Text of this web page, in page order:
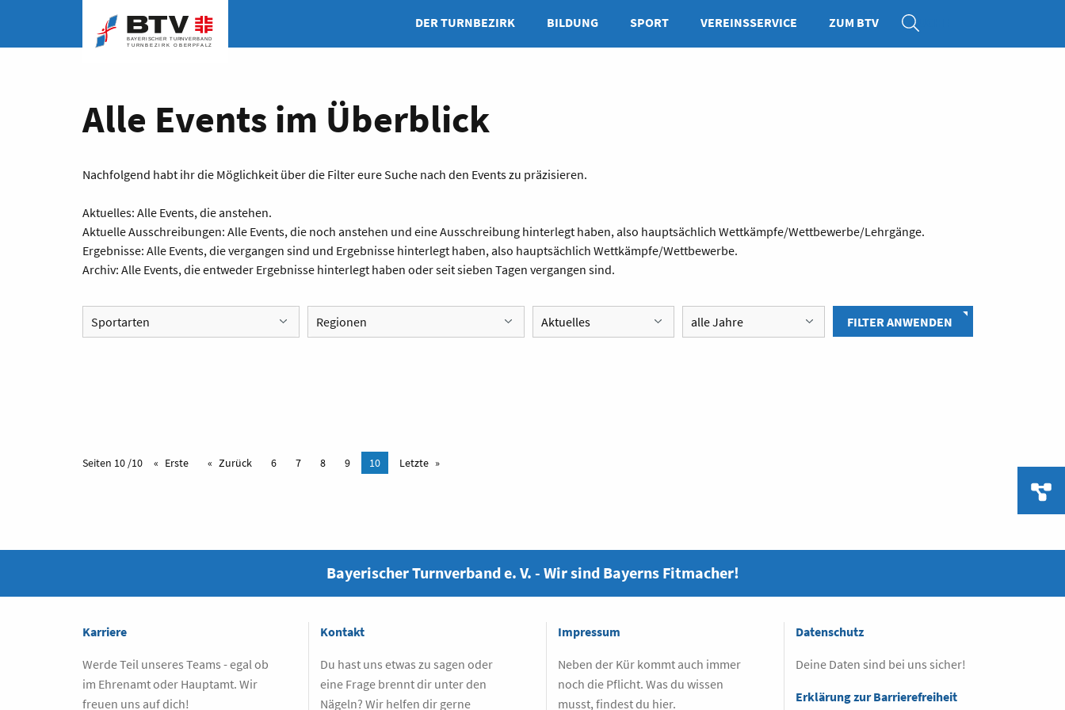
DER TURNBEZIRK BILDUNG SPORT VEREINSSERVICE ZUM BTV SUCHE
Alle Events im Überblick
Nachfolgend habt ihr die Möglichkeit über die Filter eure Suche nach den Events zu präzisieren.
Aktuelles: Alle Events, die anstehen.
Aktuelle Ausschreibungen: Alle Events, die noch anstehen und eine Ausschreibung hinterlegt haben, also hauptsächlich Wettkämpfe/Wettbewerbe/Lehrgänge.
Ergebnisse: Alle Events, die vergangen sind und Ergebnisse hinterlegt haben, also hauptsächlich Wettkämpfe/Wettbewerbe.
Archiv: Alle Events, die entweder Ergebnisse hinterlegt haben oder seit sieben Tagen vergangen sind.
Sportarten Regionen FILTER ANWENDEN
Seiten 10 /10 Erste Zurück 6 7 8 9 10 Letzte
Bayerischer Turnverband e. V. - Wir sind Bayerns Fitmacher!
Karriere
Werde Teil unseres Teams - egal ob
im Ehrenamt oder Hauptamt. Wir
freuen uns auf dich!
Kontakt
Du hast uns etwas zu sagen oder
eine Frage brennt dir unter den
Nägeln? Wir helfen dir gerne
Impressum
Neben der Kür kommt auch immer
noch die Pflicht. Was du wissen
musst, findest du hier.
Datenschutz
Deine Daten sind bei uns sicher!
Erklärung zur Barrierefreiheit